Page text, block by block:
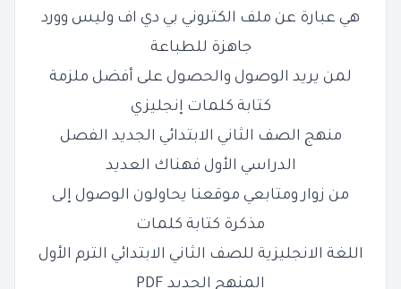
هي عبارة عن ملف الكتروني بي دي اف وليس وورد
جاهزة للطباعة
لمن يريد الوصول والحصول على أفضل ملزمة
كتابة كلمات إنجليزي
منهج الصف الثاني الابتدائي الجديد الفصل
الدراسي الأول فهناك العديد
من زوار ومتابعي موقعنا يحاولون الوصول إلى
مذكرة كتابة كلمات
اللغة الانجليزية للصف الثاني الابتدائي الترم الأول
المنهج الجديد PDF